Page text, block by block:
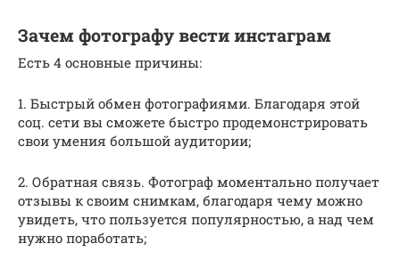
Зачем фотографу вести инстаграм
Есть 4 основные причины:
1. Быстрый обмен фотографиями. Благодаря этой
соц. сети вы сможете быстро продемонстрировать
свои умения большой аудитории;
2. Обратная связь. Фотограф моментально получает
отзывы к своим снимкам, благодаря чему можно
увидеть, что пользуется популярностью, а над чем
нужно поработать;